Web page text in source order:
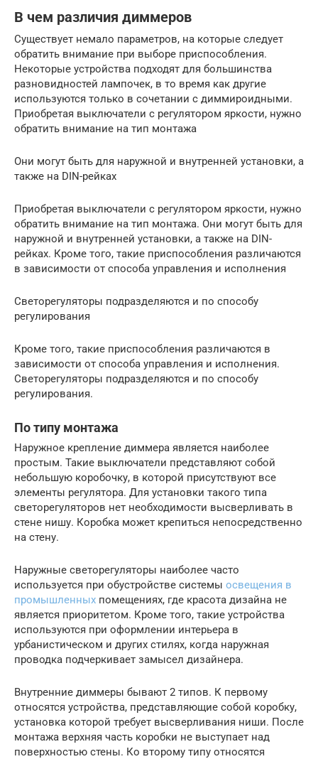
В чем различия диммеров
Существует немало параметров, на которые следует
обратить внимание при выборе приспособления.
Некоторые устройства подходят для большинства
разновидностей лампочек, в то время как другие
используются только в сочетании с диммироидными.
Приобретая выключатели с регулятором яркости, нужно
обратить внимание на тип монтажа
Они могут быть для наружной и внутренней установки, а
также на DIN-рейках
Приобретая выключатели с регулятором яркости, нужно
обратить внимание на тип монтажа. Они могут быть для
наружной и внутренней установки, а также на DIN-
рейках. Кроме того, такие приспособления различаются
в зависимости от способа управления и исполнения
Светорегуляторы подразделяются и по способу
регулирования
Кроме того, такие приспособления различаются в
зависимости от способа управления и исполнения.
Светорегуляторы подразделяются и по способу
регулирования.
По типу монтажа
Наружное крепление диммера является наиболее
простым. Такие выключатели представляют собой
небольшую коробочку, в которой присутствуют все
элементы регулятора. Для установки такого типа
светорегуляторов нет необходимости высверливать в
стене нишу. Коробка может крепиться непосредственно
на стену.
Наружные светорегуляторы наиболее часто
используется при обустройстве системы освещения в
промышленных помещениях, где красота дизайна не
является приоритетом. Кроме того, такие устройства
используются при оформлении интерьера в
урбанистическом и других стилях, когда наружная
проводка подчеркивает замысел дизайнера.
Внутренние диммеры бывают 2 типов. К первому
относятся устройства, представляющие собой коробку,
установка которой требует высверливания ниши. После
монтажа верхняя часть коробки не выступает над
поверхностью стены. Ко второму типу относятся